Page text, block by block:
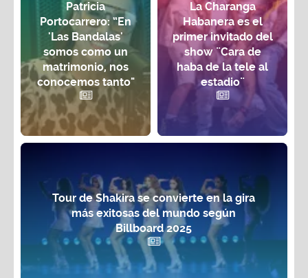
Patricia
Portocarrero: “En
'Las Bandalas'
somos como un
matrimonio, nos
conocemos tanto"
La Charanga
Habanera es el
primer invitado del
show ¨Cara de
haba de la tele al
estadio¨
Tour de Shakira se convierte en la gira
más exitosas del mundo según
Billboard 2025